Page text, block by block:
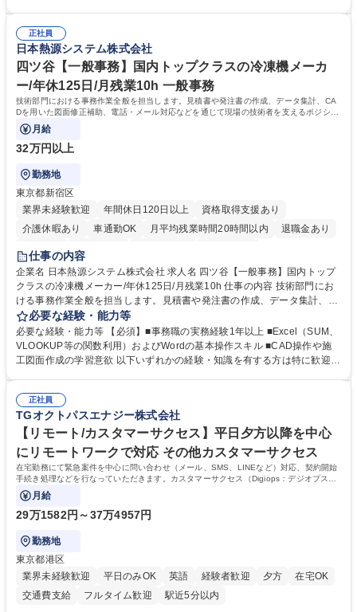
暇の取得はもちろん、日々のプライベートの時間も十分に確保できるよ
う、職場環境が整備されています。 「これまでの経理経験を活かしつつ、
仕事も私生活も両立させたい」という方におすすめです。 学歴・資格 学
歴：大学院 大学 高専 短大 専修学校 高校 語学力： 資格：日商簿記検定3
級
正社員
日本熱源システム株式会社
四ツ谷【一般事務】国内トップクラスの冷凍機メーカ
ー/年休125日/月残業10h 一般事務
技術部門における事務作業全般を担当します。見積書や発注書の作成、データ集計、CA
Dを用いた図面修正補助、電話・メール対応などを通じて現場の技術者を支えるポジショ
ンです。
月給
32万円以上
勤務地
東京都新宿区
業界未経験歓迎
年間休日120日以上
資格取得支援あり
介護休暇あり
車通勤OK 月平均残業時間20時間以内
退職金あり
賞与あり
交通費支給
仕事の内容
企業名 日本熱源システム株式会社 求人名 四ツ谷【一般事務】国内トップ
クラスの冷凍機メーカー/年休125日/月残業10h 仕事の内容 技術部門にお
ける事務作業全般を担当します。見積書や発注書の作成、データ集計、C
ADを用いた図面修正補助、電話・メール対応などを通じて現場の技術者
を支えるポジションです。 【仕事内容】■資料の整理、作成、ファイリン
グ、受発注等のデータ入力 ■工事見積書や発注書など案件に関する書面の
作成および管理■Excel関数を用いたデータ集計および管理■CAD操作によ
中で少しずつ身につけられますので、専門知識を持たない方でも安心して
ご応募いただけます。 募集職種 四ツ谷【一般事務】国内トップクラスの
冷凍機メーカー/年休125日/月残業10h
必要な経験・能力等
必要な経験・能力等 【必須】■事務職の実務経験1年以上 ■Excel（SUM、
VLOOKUP等の関数利用）およびWordの基本操作スキル ■CAD操作や施
工図面作成の学習意欲 以下いずれかの経験・知識を有する方は特に歓迎し
を使用しますが既存フォーマットへの入力・修正が中心です。一から関数
を組むことはありませんのでご安心ください。 学歴・資格 学歴：大学院
大学 高専 短大 専修学校 高校 語学力： 資格：第一種運転免許普通自動車
正社員
TGオクトパスエナジー株式会社
【リモート/カスタマーサクセス】平日夕方以降を中心
にリモートワークで対応 その他カスタマーサクセス
在宅勤務にて緊急案件を中心に問い合わせ（メール、SMS、LINEなど）対応、契約開始
手続き処理などを行なっていただきます。カスタマーサクセス（Digiops：デジオプス）
と運用構築の業務となります。
月給
29万1582円～37万4957円
勤務地
東京都港区
業界未経験歓迎
平日のみOK 英語 経験者歓迎 夕方
在宅OK
交通費支給
フルタイム歓迎 駅近5分以内